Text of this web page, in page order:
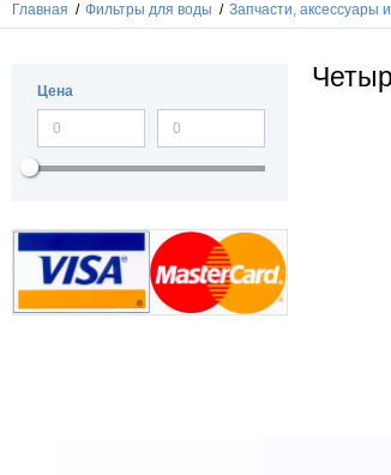
Главная / Фильтры для воды / Запчасти, аксессуары
Цена